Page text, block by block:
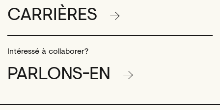
CARRIÈRES
Intéressé à collaborer?
PARLONS-EN